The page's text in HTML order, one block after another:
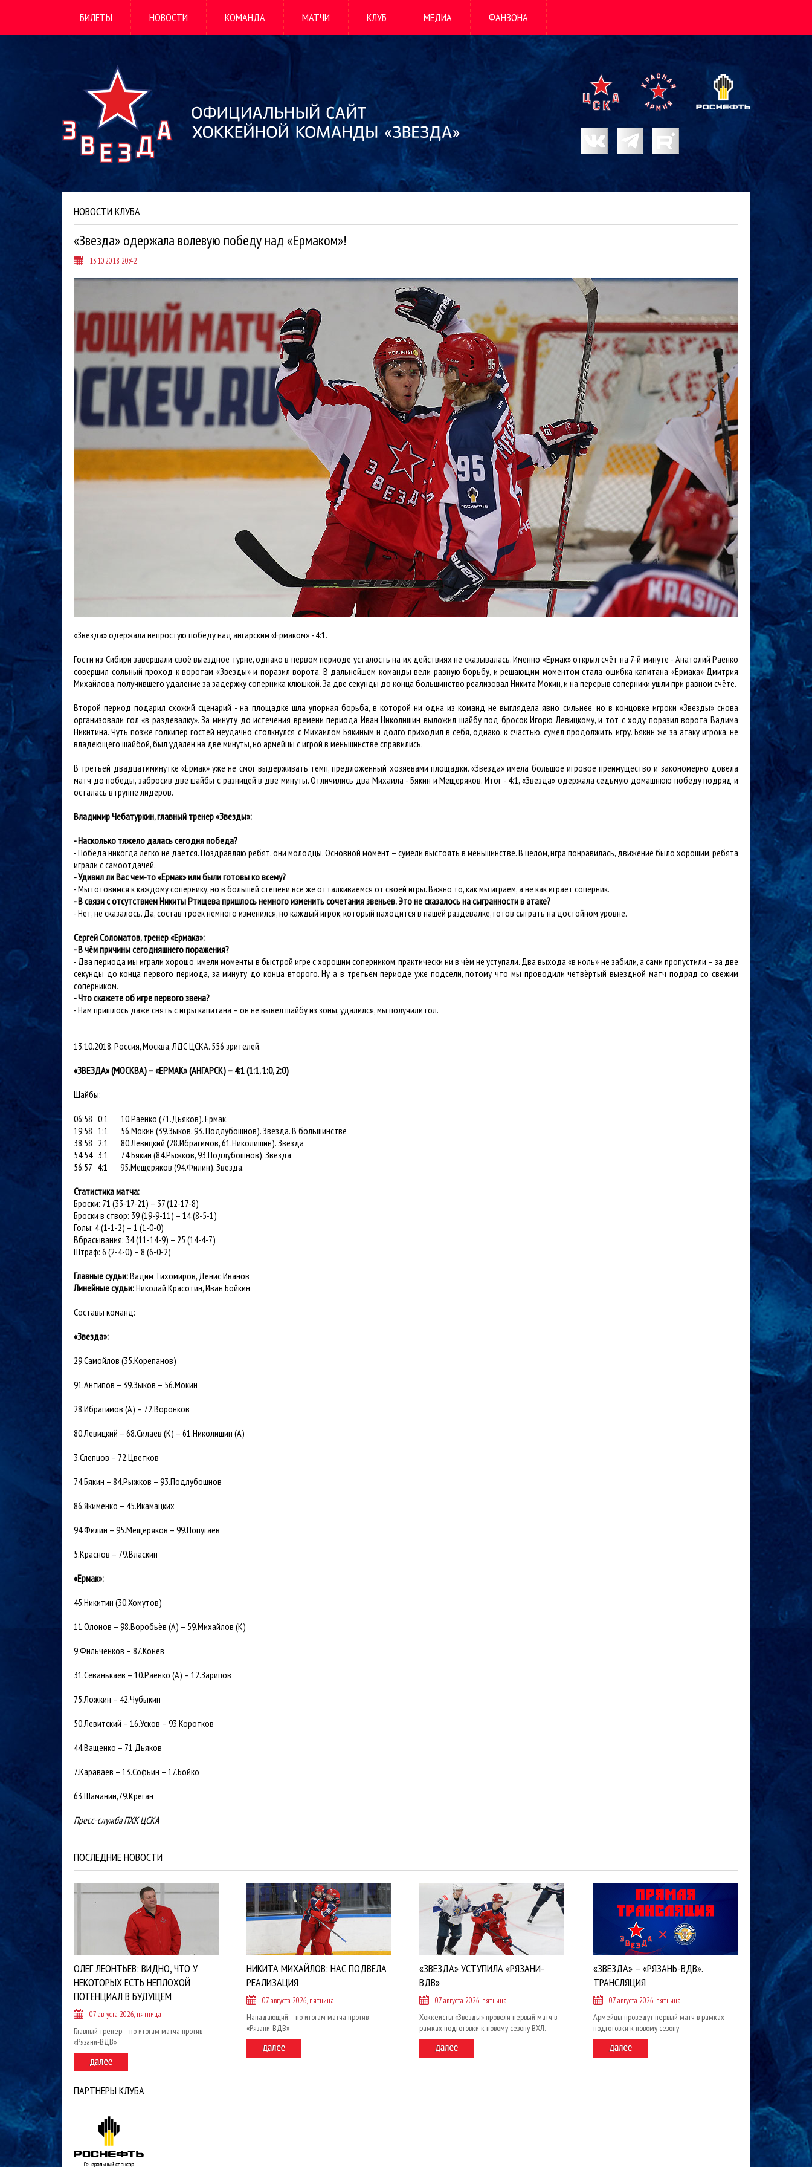
БИЛЕТЫ НОВОСТИ КОМАНДА МАТЧИ КЛУБ МЕДИА ФАНЗОНА
НОВОСТИ КЛУБА
«Звезда» одержала волевую победу над «Ермаком»!
13.10.2018 20:42
«Звезда» одержала непростую победу над ангарским «Ермаком» - 4:1.
Гости из Сибири завершали своё выездное турне, однако в первом периоде усталость на их действиях не сказывалась. Именно «Ермак» открыл счёт на 7-й минуте - Анатолий Раенко
совершил сольный проход к воротам «Звезды» и поразил ворота. В дальнейшем команды вели равную борьбу, и решающим моментом стала ошибка капитана «Ермака» Дмитрия
Михайлова, получившего удаление за задержку соперника клюшкой. За две секунды до конца большинство реализовал Никита Мокин, и на перерыв соперники ушли при равном счёте.
Второй период подарил схожий сценарий - на площадке шла упорная борьба, в которой ни одна из команд не выглядела явно сильнее, но в концовке игроки «Звезды» снова
организовали гол «в раздевалку». За минуту до истечения времени периода Иван Николишин выложил шайбу под бросок Игорю Левицкому, и тот с ходу поразил ворота Вадима
Никитина. Чуть позже голкипер гостей неудачно столкнулся с Михаилом Бякиным и долго приходил в себя, однако, к счастью, сумел продолжить игру. Бякин же за атаку игрока, не
владеющего шайбой, был удалён на две минуты, но армейцы с игрой в меньшинстве справились.
В третьей двадцатиминутке «Ермак» уже не смог выдерживать темп, предложенный хозяевами площадки. «Звезда» имела большое игровое преимущество и закономерно довела
матч до победы, забросив две шайбы с разницей в две минуты. Отличились два Михаила - Бякин и Мещеряков. Итог - 4:1, «Звезда» одержала седьмую домашнюю победу подряд и
осталась в группе лидеров.
Владимир Чебатуркин, главный тренер «Звезды»:
- Насколько тяжело далась сегодня победа?
- Победа никогда легко не даётся. Поздравляю ребят, они молодцы. Основной момент – сумели выстоять в меньшинстве. В целом, игра понравилась, движение было хорошим, ребята
играли с самоотдачей.
- Удивил ли Вас чем-то «Ермак» или были готовы ко всему?
- Мы готовимся к каждому сопернику, но в большей степени всё же отталкиваемся от своей игры. Важно то, как мы играем, а не как играет соперник.
- В связи с отсутствием Никиты Ртищева пришлось немного изменить сочетания звеньев. Это не сказалось на сыгранности в атаке?
- Нет, не сказалось. Да, состав троек немного изменился, но каждый игрок, который находится в нашей раздевалке, готов сыграть на достойном уровне.
Сергей Соломатов, тренер «Ермака»:
- В чём причины сегодняшнего поражения?
- Два периода мы играли хорошо, имели моменты в быстрой игре с хорошим соперником, практически ни в чём не уступали. Два выхода «в ноль» не забили, а сами пропустили – за две
секунды до конца первого периода, за минуту до конца второго. Ну а в третьем периоде уже подсели, потому что мы проводили четвёртый выездной матч подряд со свежим
соперником.
- Что скажете об игре первого звена?
- Нам пришлось даже снять с игры капитана – он не вывел шайбу из зоны, удалился, мы получили гол.
13.10.2018. Россия, Москва, ЛДС ЦСКА. 556 зрителей.
«ЗВЕЗДА» (МОСКВА) – «ЕРМАК» (АНГАРСК) – 4:1 (1:1, 1:0,2:0)
Шайбы:
06:58 0:1 10.Раенко (71.Дьяков). Ермак.
19:58 1:1 56.Мокин (39.Зыков, 93. Подлубошнов). Звезда. В большинстве
38:58 2:1 80.Левицкий (28.Ибрагимов, 61.Николишин). Звезда
54:54 3:1 74.Бякин (84.Рыжков, 93.Подлубошнов). Звезда
56:57 4:1 95.Мещеряков (94.Филин). Звезда.
Статистика матча:
Броски: 71 (33-17-21) – 37 (12-17-8)
Броски в створ: 39 (19-9-11) – 14 (8-5-1)
Голы: 4 (1-1-2) – 1 (1-0-0)
Вбрасывания: 34 (11-14-9) – 25 (14-4-7)
Штраф: 6 (2-4-0) – 8 (6-0-2)
Главные судьи:Вадим Тихомиров, Денис Иванов
Линейные судьи:Николай Красотин, Иван Бойкин
Составы команд:
«Звезда»:
29.Самойлов (35.Корепанов)
91.Антипов – 39.Зыков – 56.Мокин
28.Ибрагимов (А) – 72.Воронков
80.Левицкий – 68.Силаев (К) – 61.Николишин (А)
3.Слепцов – 72.Цветков
74.Бякин – 84.Рыжков – 93.Подлубошнов
86.Якименко – 45.Икамацких
94.Филин – 95.Мещеряков – 99.Попугаев
5.Краснов – 79.Власкин
«Ермак»:
45.Никитин (30.Хомутов)
11.Олонов – 98.Воробьёв (А) – 59.Михайлов (К)
9.Фильченков – 87.Конев
31.Севанькаев – 10.Раенко (А) – 12.Зарипов
75.Ложкин – 42.Чубыкин
50.Левитский – 16.Усков – 93.Коротков
44.Ващенко – 71.Дьяков
7.Караваев – 13.Софьин – 17.Бойко
63.Шаманин,79.Креган
Пресс-служба ПХК ЦСКА
ПОСЛЕДНИЕ НОВОСТИ
ОЛЕГ ЛЕОНТЬЕВ: ВИДНО, ЧТО У
НЕКОТОРЫХ ЕСТЬ НЕПЛОХОЙ
ПОТЕНЦИАЛ В БУДУЩЕМ
07 августа 2026, пятница
Главный тренер – по итогам матча против
«Рязани-ВДВ»
НИКИТА МИХАЙЛОВ: НАС ПОДВЕЛА
РЕАЛИЗАЦИЯ
07 августа 2026, пятница
Нападающий – по итогам матча против
«Рязани-ВДВ»
«ЗВЕЗДА» УСТУПИЛА «РЯЗАНИ-
ВДВ»
07 августа 2026, пятница
Хоккеисты «Звезды» провели первый матч в
рамках подготовки к новому сезону ВХЛ.
«ЗВЕЗДА» – «РЯЗАНЬ-ВДВ».
ТРАНСЛЯЦИЯ
07 августа 2026, пятница
Армейцы проведут первый матч в рамках
подготовки к новому сезону
ПАРТНЕРЫ КЛУБА